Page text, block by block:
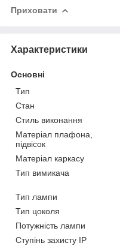
Приховати
Характеристики
Основні
Тип
Стан
Стиль виконання
Матеріал плафона,
підвісок
Матеріал каркасу
Тип вимикача
Тип лампи
Тип цоколя
Потужність лампи
Ступінь захисту IP